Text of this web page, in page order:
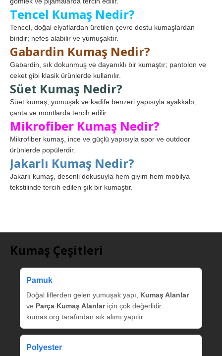
Tencel Kumaş Nedir?
Tencel, doğal elyaflardan üretilen çevre dostu kumaşlardan
biridir; nefes alabilir ve yumuşaktır.
Gabardin Kumaş Nedir?
Gabardin, sık dokunmuş ve dayanıklı bir kumaştır; pantolon ve
ceket gibi klasik ürünlerde kullanılır.
Süet Kumaş Nedir?
Süet kumaş, yumuşak ve kadife benzeri yapısıyla ayakkabı,
çanta ve montlarda tercih edilir.
Mikrofiber Kumaş Nedir?
Mikrofiber kumaş, ince ve güçlü yapısıyla spor ve outdoor
ürünlerde popülerdir.
Jakarlı Kumaş Nedir?
Jakarlı kumaş, desenli dokusuyla hem giyim hem mobilya
tekstilinde tercih edilen şık bir kumaştır.
Kumaş Çeşitleri
Pamuk
Doğal liflerden gelen yumuşak yapı, Kumaş Alanlar
ve Parça Kumaş Alanlariçin çok değerlidir.
kumas.org tarafından sık alımı yapılır.
Polyester